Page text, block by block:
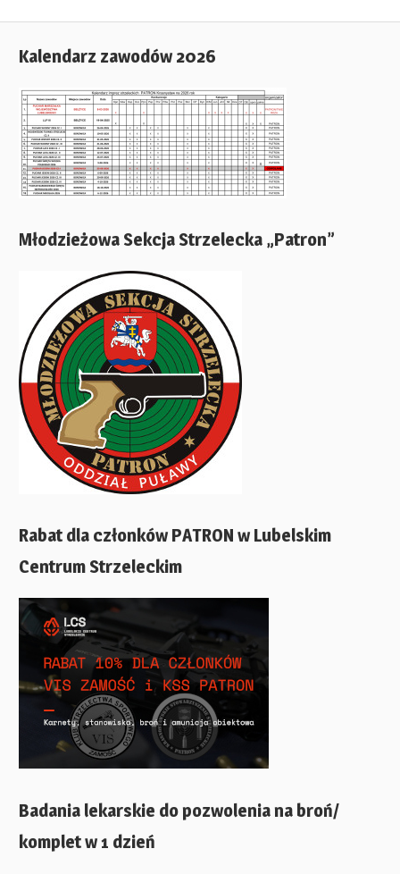
Kalendarz zawodów 2026
Młodzieżowa Sekcja Strzelecka „Patron”
Rabat dla członków PATRON w Lubelskim
Centrum Strzeleckim
Badania lekarskie do pozwolenia na broń/
komplet w 1 dzień